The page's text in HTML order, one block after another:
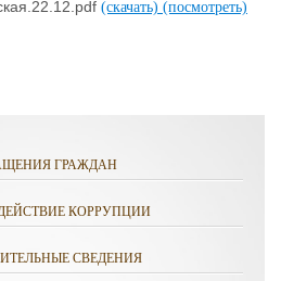
(скачать) (посмотреть)
ГРАЖДАН
КОРРУПЦИИ
СВЕДЕНИЯ